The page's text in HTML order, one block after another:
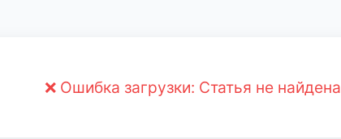
❌ Ошибка загрузки: Статья не найдена